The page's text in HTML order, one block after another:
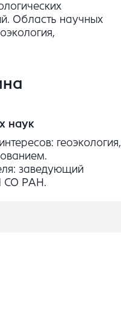
Область научных
наук
геоэкология,
заведующий
СО РАН.